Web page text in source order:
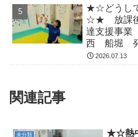
★☆どうし
☆★ 放課後
達支援事
西 船堀
デイ 児発
2026.07.13
関連記事
未分類 ★☆熱